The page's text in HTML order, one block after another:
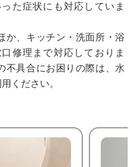
た症状にも対応していま
か、キッチン・洗面所・浴
修理まで対応しておりま
不具合にお困りの際は、水
ください。